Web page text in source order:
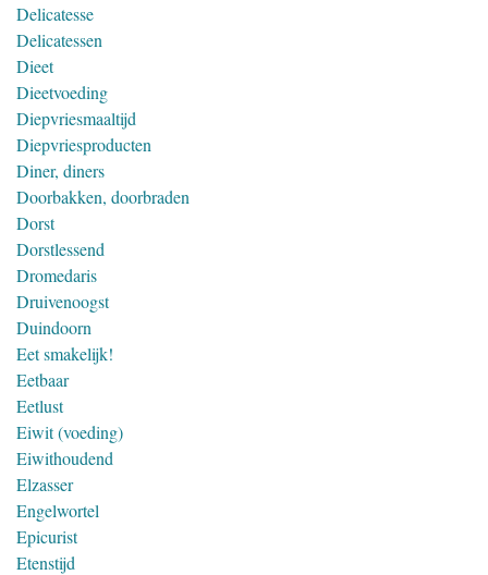
Delicatesse
Delicatessen
Dieet
Dieetvoeding
Diepvriesmaaltijd
Diepvriesproducten
Diner, diners
Doorbakken, doorbraden
Dorst
Dorstlessend
Dromedaris
Druivenoogst
Duindoorn
Eet smakelijk!
Eetbaar
Eetlust
Eiwit (voeding)
Eiwithoudend
Elzasser
Engelwortel
Epicurist
Etenstijd